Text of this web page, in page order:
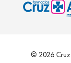
© 2026 Cruz